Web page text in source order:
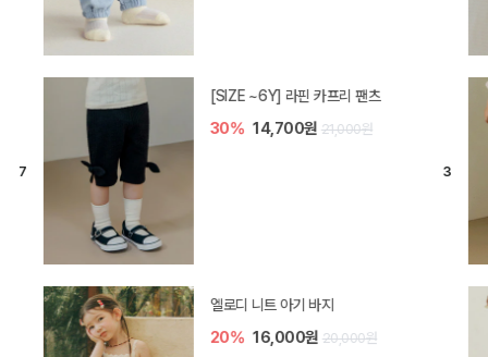
[SIZE ~6Y] 라핀 카프리 팬츠
30% 14,700원 21,000원
엘로디 니트 아기 바지
20% 16,000원 20,000원